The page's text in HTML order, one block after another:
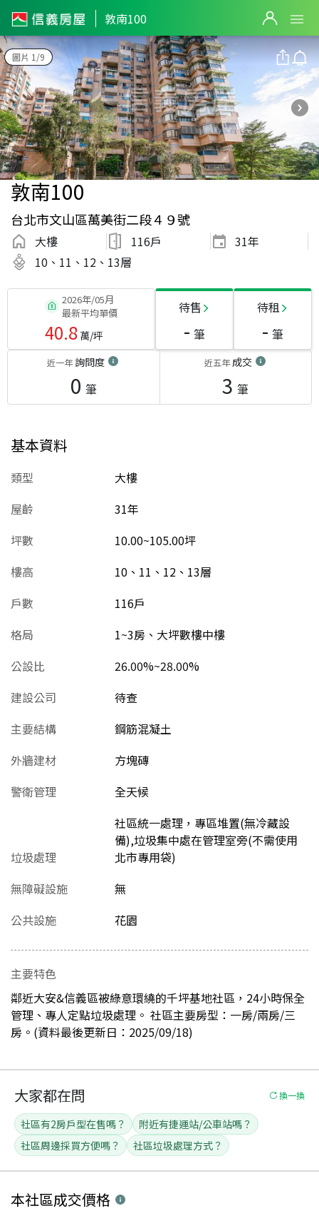
敦南100
圖片 1/9
敦南100
台北市文山區萬美街二段４９號
大樓 116戶 31年
10、11、12、13層
2026年/05月
最新平均單價
40.8萬/坪
待售
- 筆
待租
- 筆
近一年詢問度
0 筆
近五年成交
3 筆
基本資料
類型
大樓
屋齡
31年
坪數
10.00~105.00坪
樓高
10、11、12、13層
戶數
116戶
格局
1~3房、大坪數樓中樓
公設比
26.00%~28.00%
建設公司
待查
主要結構
鋼筋混凝土
外牆建材
方塊磚
警衛管理
全天候
垃圾處理
社區統一處理，專區堆置(無冷藏設
備),垃圾集中處在管理室旁(不需使用
北市專用袋)
無障礙設施
無
公共設施
花園
主要特色
鄰近大安&信義區被綠意環繞的千坪基地社區，24小時保全
管理、專人定點垃圾處理。 社區主要房型：一房/兩房/三
房。(資料最後更新日：2025/09/18)
大家都在問 換一換
社區有2房戶型在售嗎？
附近有捷運站/公車站嗎？
社區周邊採買方便嗎？
社區垃圾處理方式？
本社區成交價格